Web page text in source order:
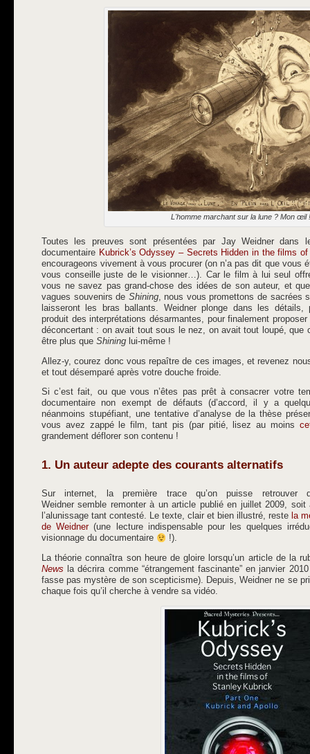
L'homme marchant sur la lune ? Mon œil
Toutes les preuves sont présentées par Jay Weidner dans
documentaire Kubrick’s Odyssey – Secrets Hidden in the films
encourageons vivement à vous procurer (on n’a pas dit que vous
vous conseille juste de le visionner…). Car le film à lui seul
vous ne savez pas grand-chose des idées de son auteur, et
vagues souvenirs de Shining, nous vous promettons de sacrées
laisseront les bras ballants. Weidner plonge dans les détails,
produit des interprétations désarmantes, pour finalement
déconcertant : on avait tout sous le nez, on avait tout loupé, que
être plus que Shining lui-même !
Allez-y, courez donc vous repaître de ces images, et revenez
et tout désemparé après votre douche froide.
Si c’est fait, ou que vous n’êtes pas prêt à consacrer votre
documentaire non exempt de défauts (d’accord, il y a
néanmoins stupéfiant, une tentative d’analyse de la thèse
vous avez zappé le film, tant pis (par pitié, lisez au moins
grandement déflorer son contenu !
1. Un auteur adepte des courants alternatifs
Sur internet, la première trace qu’on puisse
Weidner semble remonter à un article publié en juillet 2009,
l’alunissage tant contesté. Le texte, clair et bien illustré, reste la
de Weidner(une lecture indispensable pour les quelques
visionnage du documentaire
!).
La théorie connaîtra son heure de gloire lorsqu’un article de la
News la décrira comme “étrangement fascinante” en janvier
fasse pas mystère de son scepticisme). Depuis, Weidner ne se
chaque fois qu’il cherche à vendre sa vidéo.